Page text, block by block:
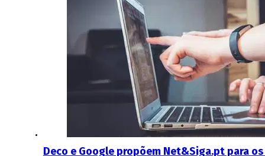
Deco e Google propõem Net&Siga.pt para